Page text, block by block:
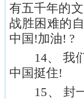
有五千年的
战胜困难的
中国!加油! ?
14、 我们
中国挺住!
15、 封一